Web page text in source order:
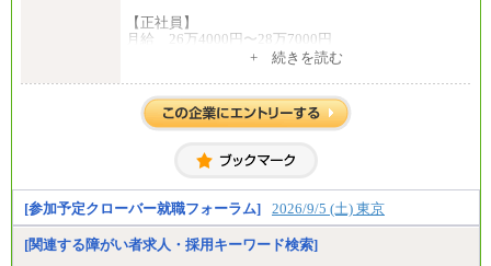
【正社員】
月給 26万4000円〜28万7000円
月給 21万6300円〜27万1200円
【アルバイト・パート・時給制】
神奈川/1,390円～、静岡/1,240円～、滋賀/1,220円
～、
愛知/1,290円～
※正社員・契約社員登用制度あり
※上記給与をベースにスキル・経験に応じて、決定
します。
+ 続きを読む
[参加予定クローバー就職フォーラム] 2026/9/5 (土) 東京
[関連する障がい者求人・採用キーワード検索]